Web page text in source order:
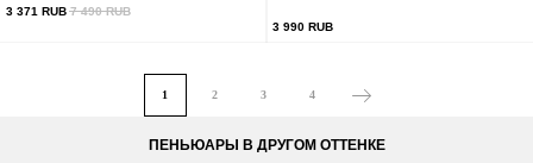
3 371 RUB 7 490 RUB
3 990 RUB
1 2 3 4
ПЕНЬЮАРЫ В ДРУГОМ ОТТЕНКЕ